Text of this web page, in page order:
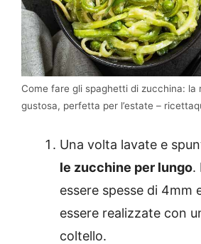
Come fare gli spaghetti di zucchina: la
gustosa, perfetta per l’estate –
Una volta lavate e
le zucchine per lungo.
essere spesse di 4mm
essere realizzate con
coltello.